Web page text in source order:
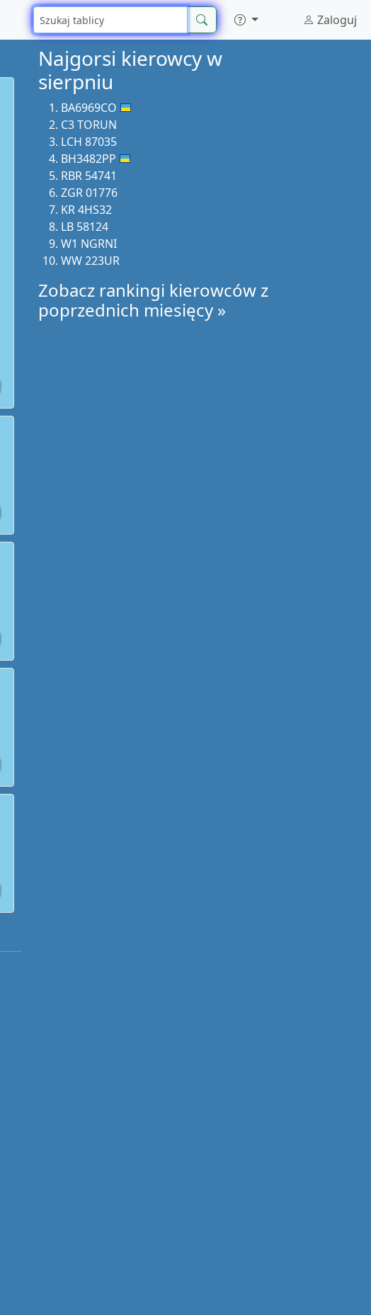
Zaloguj
Najgorsi kierowcy w
sierpniu
BA6969CO
C3 TORUN
LCH 87035
BH3482PP
RBR 54741
ZGR 01776
KR 4HS32
LB 58124
W1 NGRNI
WW 223UR
Zobacz rankingi kierowców z
poprzednich miesięcy »